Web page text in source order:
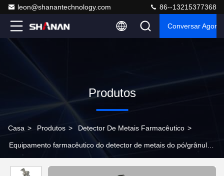
leon@shanantechnology.com 86--13215377368
Conversar Agora
Produtos
Casa > Produtos > Detector De Metais Farmacêutico >
Equipamento farmacêutico do detector de metais do pó/grânulo